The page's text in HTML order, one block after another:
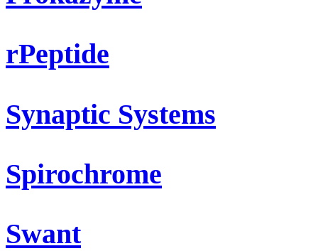
rPeptide
Synaptic Systems
Spirochrome
Swant